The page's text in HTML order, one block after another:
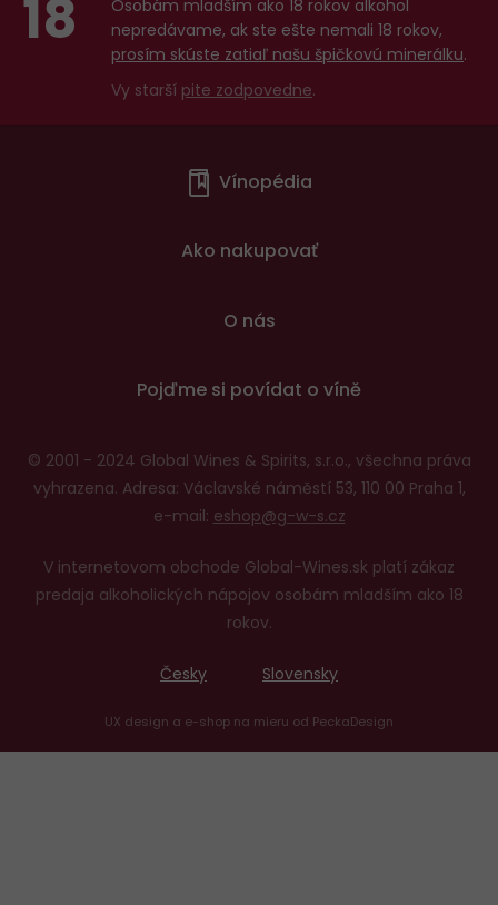
18
Osobám mladším ako 18 rokov alkohol
nepredávame, ak ste ešte nemali 18 rokov,
prosím skúste zatiaľ našu špičkovú minerálku.
Vy starší pite zodpovedne.
Vínopédia
Ako nakupovať
O nás
Pojďme si povídat o víně
© 2001 - 2024 Global Wines & Spirits, s.r.o., všechna práva
vyhrazena. Adresa: Václavské náměstí 53, 110 00 Praha 1,
e-mail: eshop@g-w-s.cz
V internetovom obchode Global-Wines.sk platí zákaz
predaja alkoholických nápojov osobám mladším ako 18
rokov.
Česky Slovensky
UX design a e-shop na mieru od PeckaDesign